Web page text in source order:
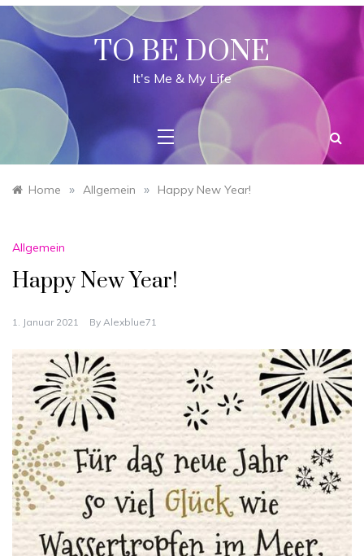
Skip
content
TO BE DONE
It's Me & My Life
Home » Allgemein » Happy New Year!
Allgemein
Happy New Year!
1. Januar 2021 By Alexblue71